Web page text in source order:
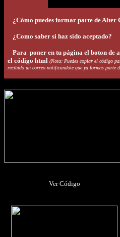
¿Cómo puedes formar parte de Alter
¿Como saber si haz sido aceptado?
Para poner en tu página el boton de
el código html (Nota: Puedes copiar el código
recibido un correo notificandote que ya formas parte
Ver Código